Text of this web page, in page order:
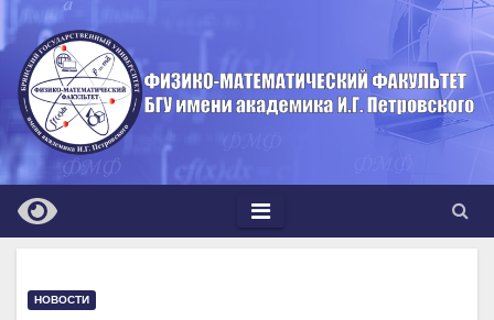
Перейти
к
содержимому
НОВОСТИ